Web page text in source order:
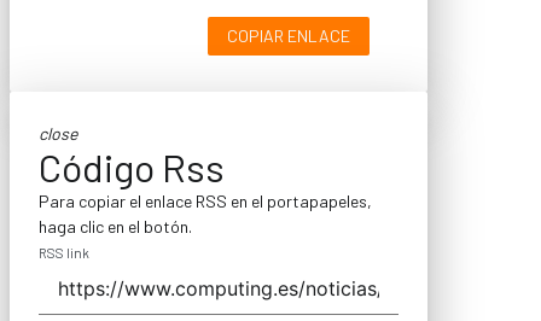
COPIAR ENLACE
close
Código Rss
Para copiar el enlace RSS en el portapapeles,
haga clic en el botón.
RSS link